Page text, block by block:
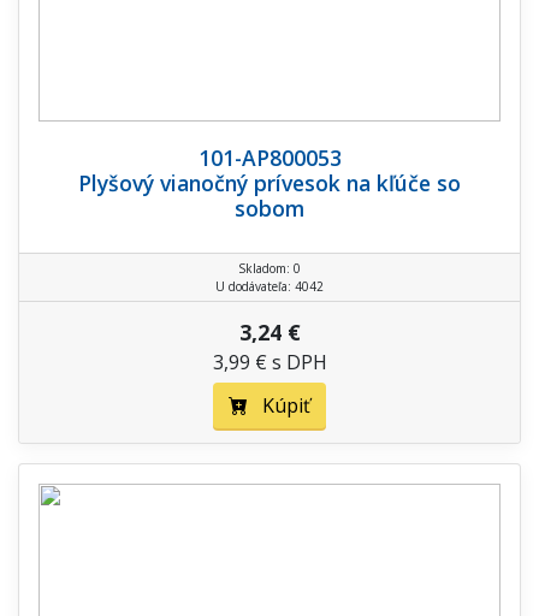
101-AP800053
Plyšový vianočný prívesok na kľúče so
sobom
Skladom: 0
U dodávateľa: 4042
3,24 €
3,99 € s DPH
Kúpiť